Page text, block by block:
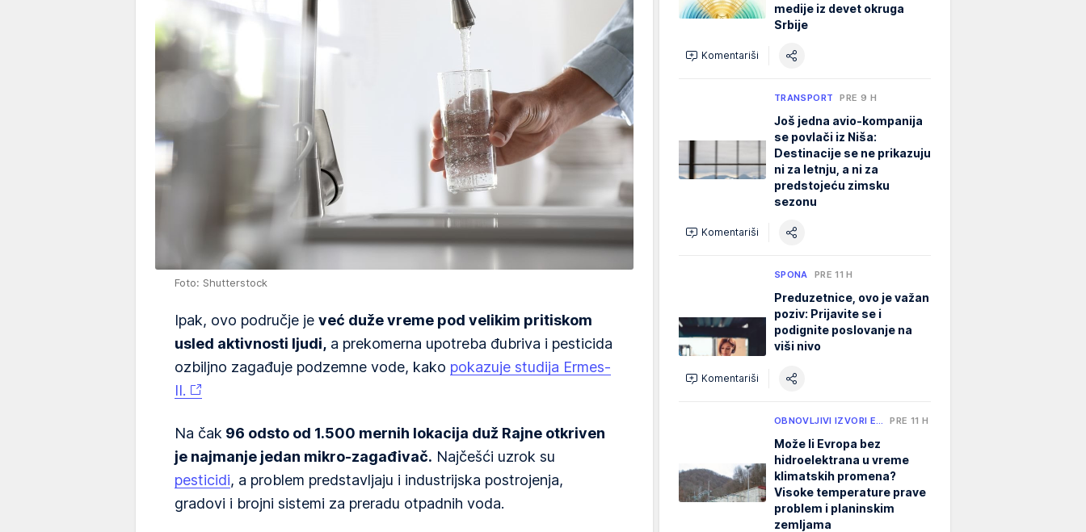
Foto: Shutterstock
Ipak, ovo područje je već duže vreme pod velikim pritiskom
usled aktivnosti ljudi, a prekomerna upotreba đubriva i pesticida
ozbiljno zagađuje podzemne vode, kako pokazuje studija Ermes-
II.
Na čak 96 odsto od 1.500 mernih lokacija duž Rajne otkriven
je najmanje jedan mikro-zagađivač. Najčešći uzrok su
pesticidi, a problem predstavljaju i industrijska postrojenja,
gradovi i brojni sistemi za preradu otpadnih voda.
medije iz devet okruga
Srbije
Komentariši
TRANSPORT PRE 9 H
Još jedna avio-kompanija
se povlači iz Niša:
Destinacije se ne prikazuju
ni za letnju, a ni za
predstojeću zimsku
sezonu
Komentariši
SPONA PRE 11 H
Preduzetnice, ovo je važan
poziv: Prijavite se i
podignite poslovanje na
viši nivo
Komentariši
OBNOVLJIVI IZVORI E… PRE 11 H
Može li Evropa bez
hidroelektrana u vreme
klimatskih promena?
Visoke temperature prave
problem i planinskim
zemljama